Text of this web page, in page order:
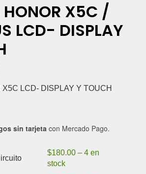
HONOR X5C /
LCD- DISPLAY
X5C LCD- DISPLAY Y TOUCH
sin tarjetacon Mercado Pago.
$180.00– 4 en
stock